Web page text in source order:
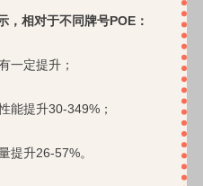
，相对于不同牌号POE ：
一定提升；
能提升30-349% ；
提升26-57%。